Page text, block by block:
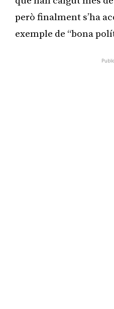
però finalment s’ha
exemple de “bona